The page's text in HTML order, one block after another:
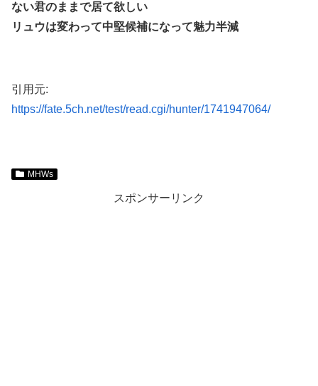
ない君のままで居て欲しい
リュウは変わって中堅候補になって魅力半減
引用元:
https://fate.5ch.net/test/read.cgi/hunter/1741947064/
MHWs
スポンサーリンク